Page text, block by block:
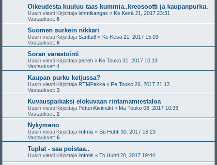
Oikeudesta kuuluu taas kummia..kreosootti ja kaupanpurku.
Uusin viesti Kirjoittaja lehmikangas « Ke Kesä 21, 2017 23:31
Vastaukset: 6
Suomen surkein nikkari
Uusin viesti Kirjoittaja Santtu8 « Ke Kesä 21, 2017 15:03
Vastaukset: 6
Soran varastointi
Uusin viesti Kirjoittaja perleh « Ke Touko 31, 2017 10:13
Vastaukset: 4
Kaupan purku ketjussa?
Uusin viesti Kirjoittaja RTMPekka « Pe Touko 26, 2017 21:13
Vastaukset: 3
Kuvauspaikaksi elokuvaan rintamamiestaloa
Uusin viesti Kirjoittaja PetteriKivimäki « Ma Touko 08, 2017 10:33
Vastaukset: 2
Nykymeno
Uusin viesti Kirjoittaja lmfmis « Su Huhti 30, 2017 16:23
Vastaukset: 6
Tuplat - saa poistaa..
Uusin viesti Kirjoittaja lmfmis « To Huhti 20, 2017 19:44